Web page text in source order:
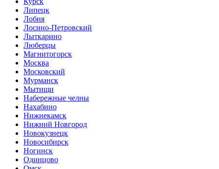
Липецк
Лобня
Лосино-Петровский
Лыткарино
Люберцы
Магнитогорск
Москва
Московский
Мурманск
Мытищи
Набережные челны
Нахабино
Нижнекамск
Нижний Новгород
Новокузнецк
Новосибирск
Ногинск
Одинцово